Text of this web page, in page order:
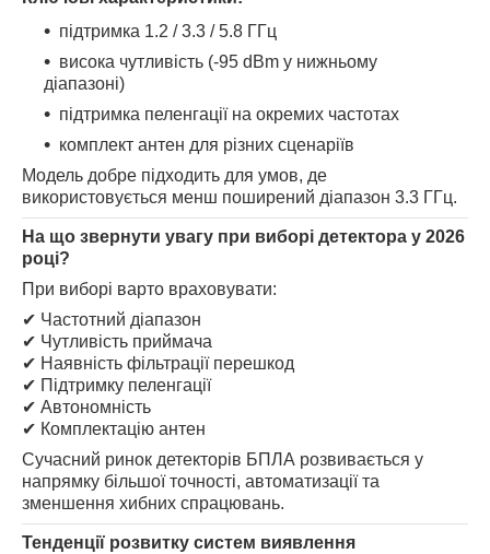
підтримка 1.2 / 3.3 / 5.8 ГГц
висока чутливість (-95 dBm у нижньому
діапазоні)
підтримка пеленгації на окремих частотах
комплект антен для різних сценаріїв
Модель добре підходить для умов, де
використовується менш поширений діапазон 3.3 ГГц.
На що звернути увагу при виборі детектора у 2026
році?
При виборі варто враховувати:
✔ Частотний діапазон
✔ Чутливість приймача
✔ Наявність фільтрації перешкод
✔ Підтримку пеленгації
✔ Автономність
✔ Комплектацію антен
Сучасний ринок детекторів БПЛА розвивається у
напрямку більшої точності, автоматизації та
зменшення хибних спрацювань.
Тенденції розвитку систем виявлення